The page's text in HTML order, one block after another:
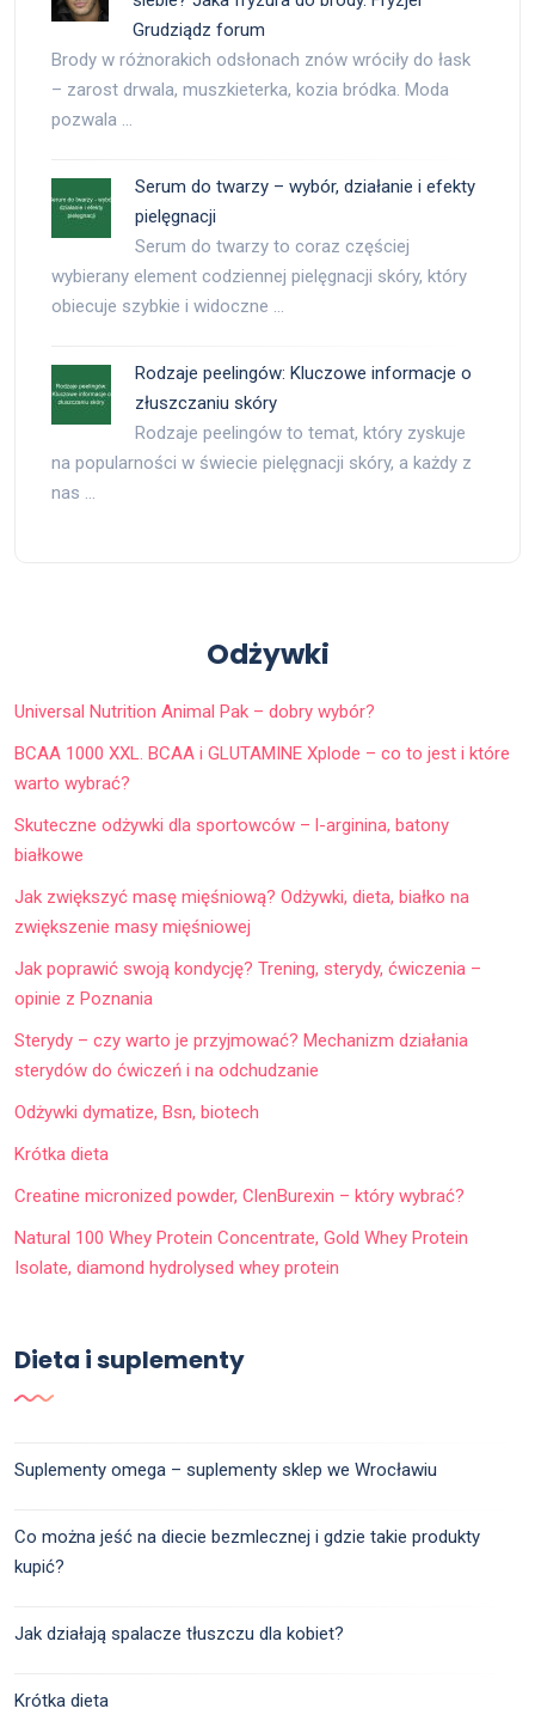
Grudziądz forum
Brody w różnorakich odsłonach znów wróciły do łask
– zarost drwala, muszkieterka, kozia bródka. Moda
pozwala …
Serum do twarzy – wybór, działanie i efekty
pielęgnacji
Serum do twarzy to coraz częściej
wybierany element codziennej pielęgnacji skóry, który
obiecuje szybkie i widoczne …
Rodzaje peelingów: Kluczowe informacje o
złuszczaniu skóry
Rodzaje peelingów to temat, który zyskuje
na popularności w świecie pielęgnacji skóry, a każdy z
nas …
Odżywki
Universal Nutrition Animal Pak – dobry wybór?
BCAA 1000 XXL. BCAA i GLUTAMINE Xplode – co to jest i które
warto wybrać?
Skuteczne odżywki dla sportowców – l-arginina, batony
białkowe
Jak zwiększyć masę mięśniową? Odżywki, dieta, białko na
zwiększenie masy mięśniowej
Jak poprawić swoją kondycję? Trening, sterydy, ćwiczenia –
opinie z Poznania
Sterydy – czy warto je przyjmować? Mechanizm działania
sterydów do ćwiczeń i na odchudzanie
Odżywki dymatize, Bsn, biotech
Krótka dieta
Creatine micronized powder, ClenBurexin – który wybrać?
Natural 100 Whey Protein Concentrate, Gold Whey Protein
Isolate, diamond hydrolysed whey protein
Dieta i suplementy
Suplementy omega – suplementy sklep we Wrocławiu
Co można jeść na diecie bezmlecznej i gdzie takie produkty
kupić?
Jak działają spalacze tłuszczu dla kobiet?
Krótka dieta